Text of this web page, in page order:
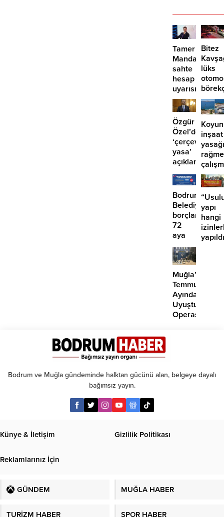
Tamer
sahte
hesap
uyarısı
Bitez
lüks
girdi:
2
Özgür
Özel’den
‘çerçeve
yasa’
açıklaması:
‘İmza
atma
çabamız
yok’
inşaat
iddiası
Bodrum
borçlara
72
aya
kadar
taksit
yapı
hangi
Muğla’da
Temmuz
Ayında
Uyuşturucu
Operasyonu:
Bodrum ve Muğla gündeminde halktan gücünü alan, belgeye dayalı
bağımsız yayın.
Künye & İletişim Gizlilik Politikası
Reklamlarınız İçin
GÜNDEM MUĞLA HABER
TURİZM HABER SPOR HABER